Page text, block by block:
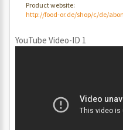
Product website:
http://food-or.de/shop/c/de/
YouTube Video-ID 1